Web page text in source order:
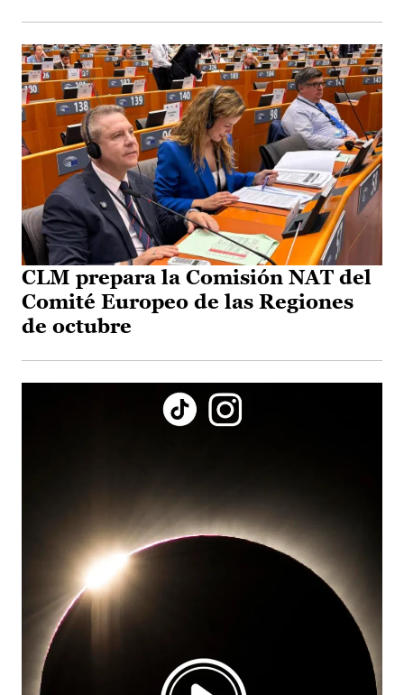
CLM prepara la Comisión NAT del
Comité Europeo de las Regiones
de octubre